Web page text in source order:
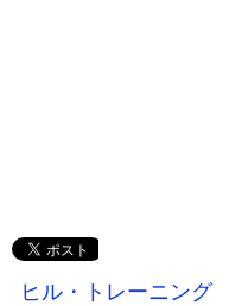
ヒル・トレーニン